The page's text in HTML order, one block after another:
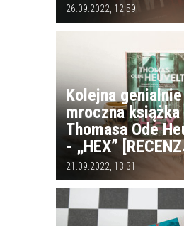
26.09.2022, 12:59
Kolejna genialnie
mroczna książka
Thomasa Ode
- „HEX”
21.09.2022, 13:31